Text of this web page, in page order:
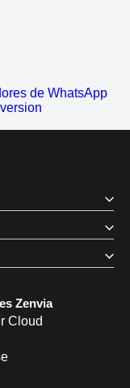
de WhatsApp
Zenvia
Cloud